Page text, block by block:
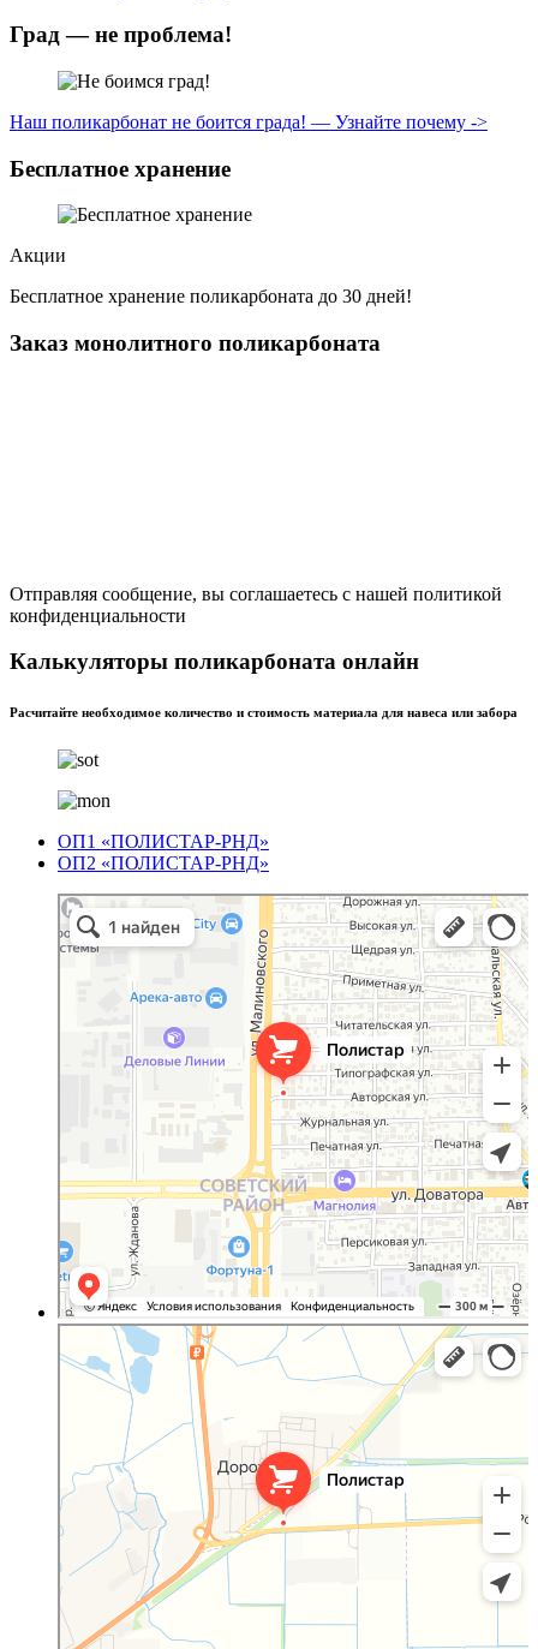
Град — не проблема!
Наш поликарбонат не боится града! — Узнайте почему ->
Бесплатное хранение
Акции
Бесплатное хранение поликарбоната до 30 дней!
Заказ монолитного поликарбоната
Отправляя сообщение, вы соглашаетесь с нашей политикой
конфиденциальности
Калькуляторы поликарбоната онлайн
Расчитайте необходимое количество и стоимость материала для навеса или забора
ОП1 «ПОЛИСТАР-РНД»
ОП2 «ПОЛИСТАР-РНД»
Полистар
Оргстекло, поликарбонат в Ростове‑на‑Дону
Светопрозрачные конструкции в Ростове‑на‑Дону
Полистар
Оргстекло, поликарбонат в Ростовской области
Светопрозрачные конструкции в Ростовской области